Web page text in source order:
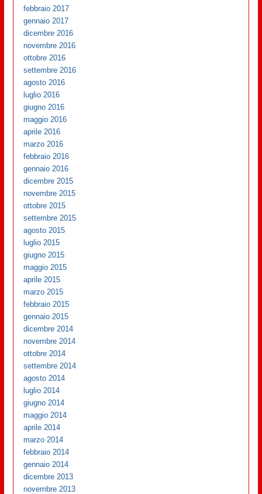
febbraio 2017
gennaio 2017
dicembre 2016
novembre 2016
ottobre 2016
settembre 2016
agosto 2016
luglio 2016
giugno 2016
maggio 2016
aprile 2016
marzo 2016
febbraio 2016
gennaio 2016
dicembre 2015
novembre 2015
ottobre 2015
settembre 2015
agosto 2015
luglio 2015
giugno 2015
maggio 2015
aprile 2015
marzo 2015
febbraio 2015
gennaio 2015
dicembre 2014
novembre 2014
ottobre 2014
settembre 2014
agosto 2014
luglio 2014
giugno 2014
maggio 2014
aprile 2014
marzo 2014
febbraio 2014
gennaio 2014
dicembre 2013
novembre 2013